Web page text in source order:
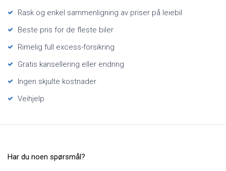
Rask og enkel sammenligning av priser på leiebil
Beste pris for de fleste biler
Rimelig full excess-forsikring
Gratis kansellering eller endring
Ingen skjulte kostnader
Veihjelp
Har du noen spørsmål?